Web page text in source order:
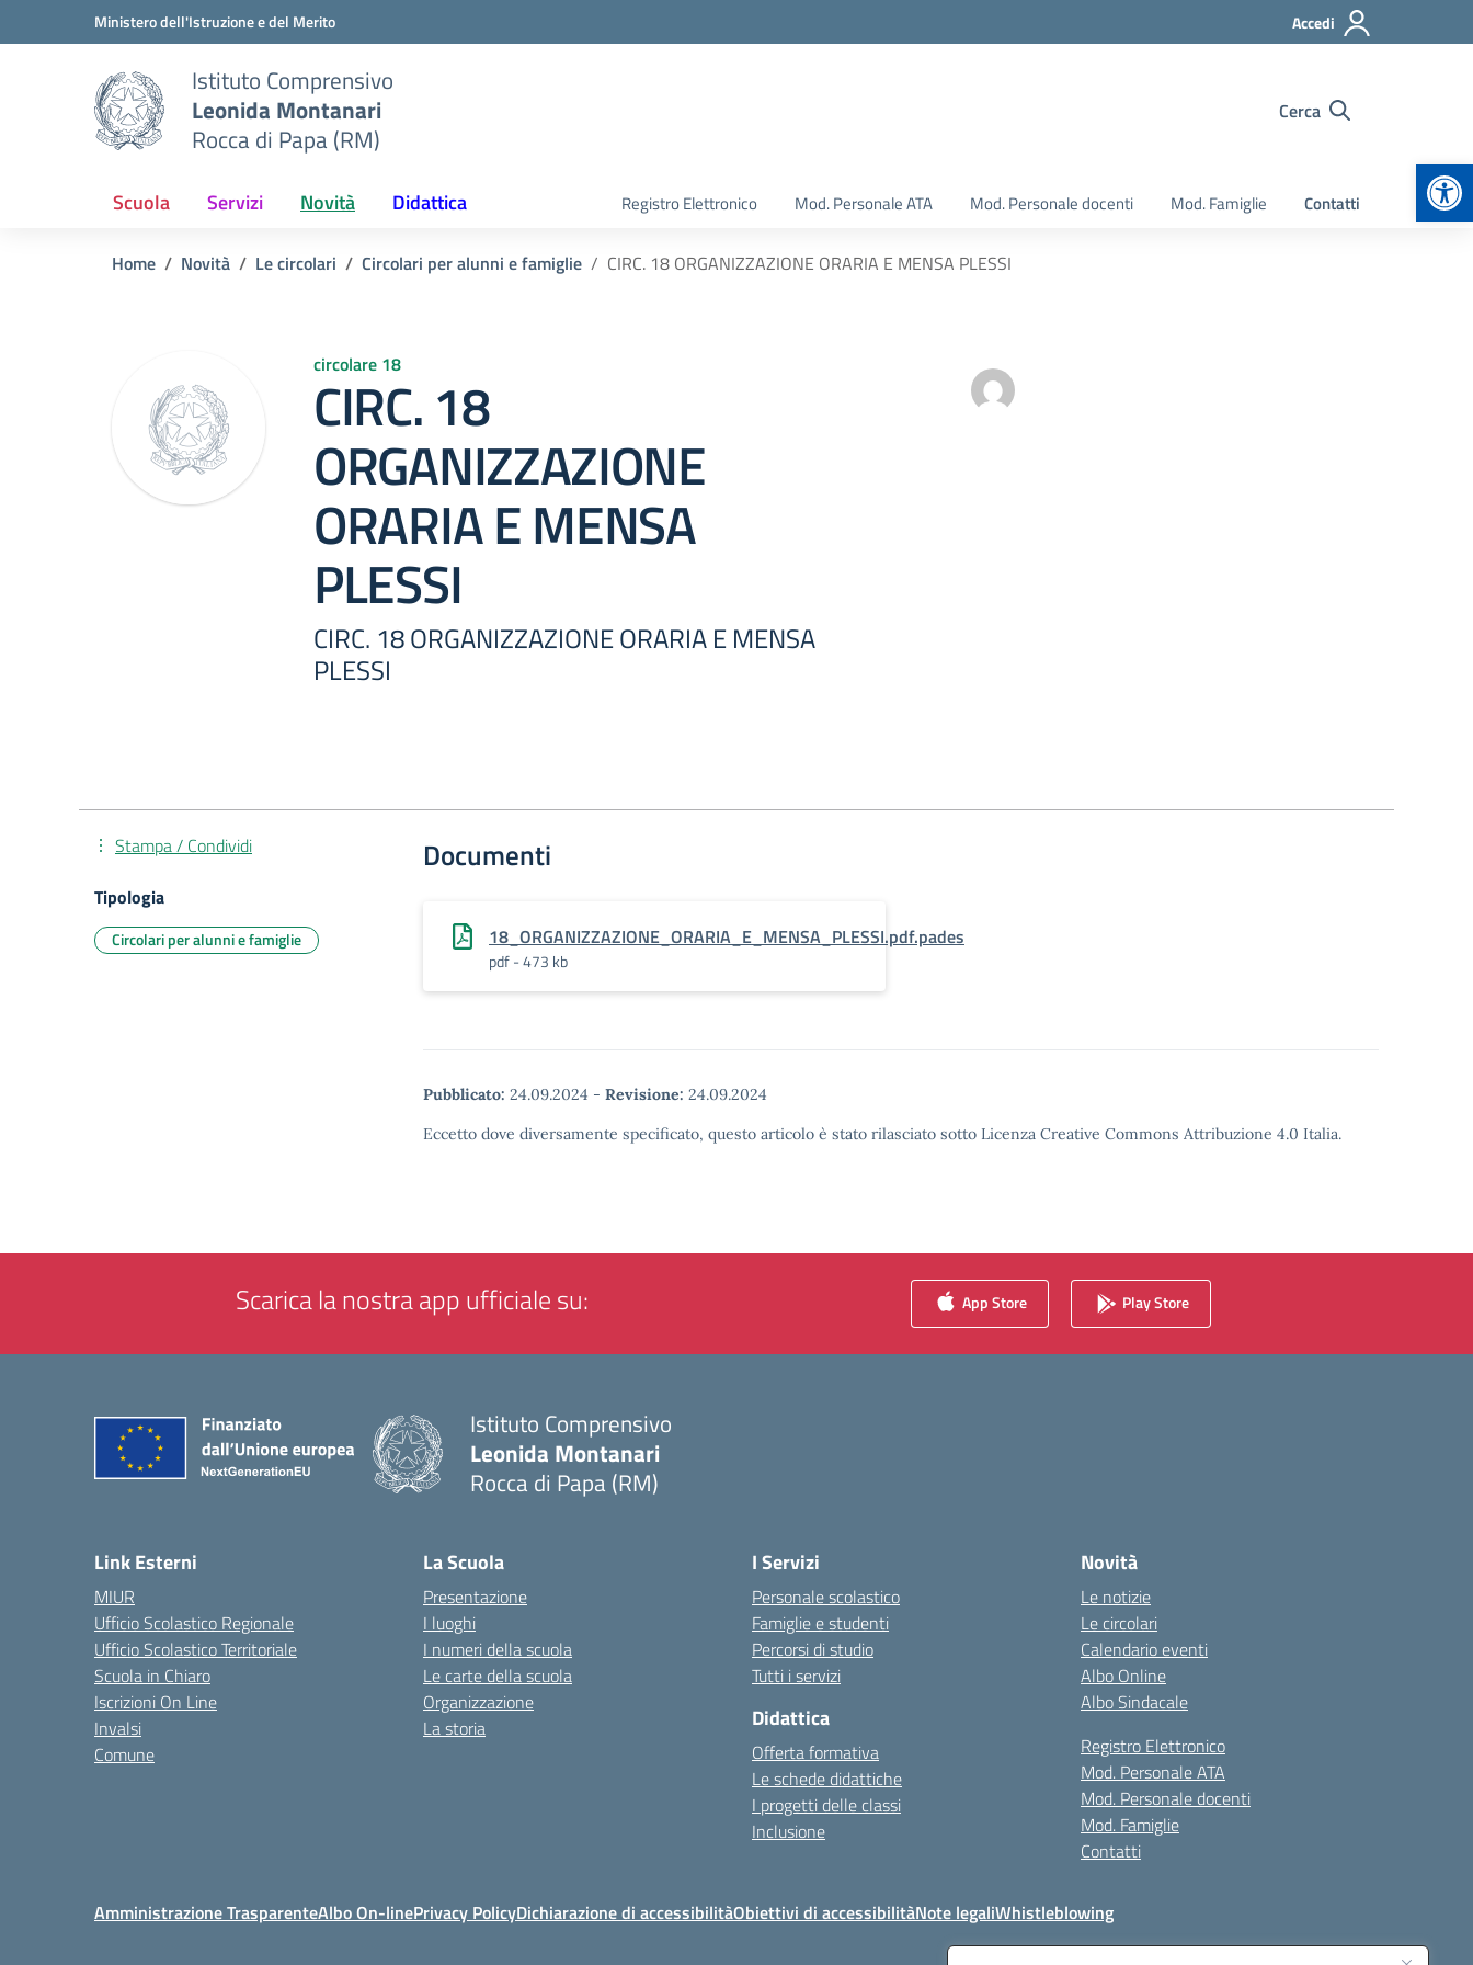
Vai ai contenuti
Vai al menu di navigazioneMinistero dell'Istruzione e del Merito Accedi
Istituto Comprensivo
Leonida Montanari
Rocca di Papa (RM)
Cerca
Scuola Servizi Novità Didattica Registro Elettronico Mod. Personale ATA Mod. Personale docenti Mod. Famiglie Contatti
Home Novità Le circolari Circolari per alunni e famiglie CIRC. 18 ORGANIZZAZIONE ORARIA E MENSA PLESSI
circolare 18
CIRC. 18
ORGANIZZAZIONE
ORARIA E MENSA
PLESSI
CIRC. 18 ORGANIZZAZIONE ORARIA E MENSA
PLESSI
Documenti
18_ORGANIZZAZIONE_ORARIA_E_MENSA_PLESSI.pdf.pades
pdf - 473 kb
Pubblicato: 24.09.2024 - Revisione: 24.09.2024
Eccetto dove diversamente specificato, questo articolo è stato rilasciato sotto Licenza Creative Commons Attribuzione 4.0 Italia.
Stampa / Condividi
Tipologia
Circolari per alunni e famiglie
Scarica la nostra app ufficiale su: App Store Play Store
Istituto Comprensivo
Leonida Montanari
Rocca di Papa (RM)
Link Esterni
MIUR
Ufficio Scolastico Regionale
Ufficio Scolastico Territoriale
Scuola in Chiaro
Iscrizioni On Line
Invalsi
Comune
La Scuola
Presentazione
I luoghi
I numeri della scuola
Le carte della scuola
Organizzazione
La storia
I Servizi
Personale scolastico
Famiglie e studenti
Percorsi di studio
Tutti i servizi
Didattica
Offerta formativa
Le schede didattiche
I progetti delle classi
Inclusione
Novità
Le notizie
Le circolari
Calendario eventi
Albo Online
Albo Sindacale
Registro Elettronico
Mod. Personale ATA
Mod. Personale docenti
Mod. Famiglie
Contatti
Amministrazione TrasparenteAlbo On-linePrivacy PolicyDichiarazione di accessibilitàObiettivi di accessibilitàNote legaliWhistleblowing